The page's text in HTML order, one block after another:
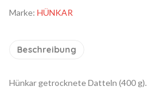
Marke: HÜNKAR
Beschreibung
Hünkar getrocknete Datteln (400